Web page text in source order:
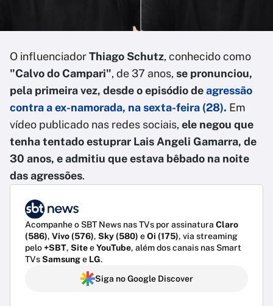
O influenciadorThiago Schutz, conhecido como
"Calvo do Campari", de 37 anos, se pronunciou,
pela primeira vez, desde o episódio deagressão
contra a ex-namorada, na sexta-feira (28). Em
vídeo publicado nas redes sociais, ele negou que
tenha tentado estuprar Lais Angeli Gamarra, de
30 anos, e admitiu que estava bêbado na noite
das agressões.
Acompanhe o SBT News nas TVs por assinatura Claro
(586), Vivo (576), Sky (580) eOi (175), via streaming
pelo+SBT, SiteeYouTube, além dos canais nas Smart
TVsSamsunge LG.
Siga no Google Discover